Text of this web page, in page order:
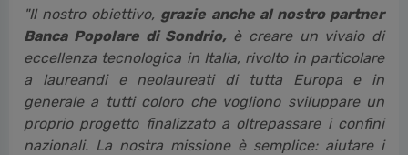
"Il nostro obiettivo, grazie anche al nostro partner
Banca Popolare di Sondrio, è creare un vivaio di
eccellenza tecnologica in Italia, rivolto in particolare
a laureandi e neolaureati di tutta Europa e in
generale a tutti coloro che vogliono sviluppare un
proprio progetto finalizzato a oltrepassare i confini
nazionali. La nostra missione è semplice: aiutare i